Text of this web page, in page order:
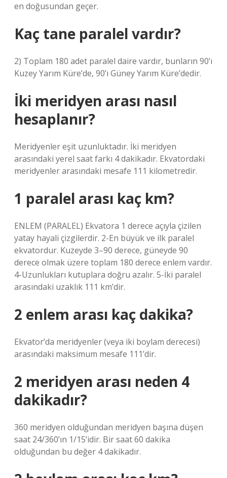
en doğusundan geçer.
Kaç tane paralel vardır?
2) Toplam 180 adet paralel daire vardır, bunların 90’ı
Kuzey Yarım Küre’de, 90’ı Güney Yarım Küre’dedir.
İki meridyen arası nasıl
hesaplanır?
Meridyenler eşit uzunluktadır. İki meridyen
arasındaki yerel saat farkı 4 dakikadır. Ekvatordaki
meridyenler arasındaki mesafe 111 kilometredir.
1 paralel arası kaç km?
ENLEM (PARALEL) Ekvatora 1 derece açıyla çizilen
yatay hayali çizgilerdir. 2-En büyük ve ilk paralel
ekvatordur. Kuzeyde 3–90 derece, güneyde 90
derece olmak üzere toplam 180 derece enlem vardır.
4-Uzunlukları kutuplara doğru azalır. 5-İki paralel
arasındaki uzaklık 111 km’dir.
2 enlem arası kaç dakika?
Ekvator’da meridyenler (veya iki boylam derecesi)
arasındaki maksimum mesafe 111’dir.
2 meridyen arası neden 4
dakikadır?
360 meridyen olduğundan meridyen başına düşen
saat 24/360’ın 1/15’idir. Bir saat 60 dakika
olduğundan bu değer 4 dakikadır.